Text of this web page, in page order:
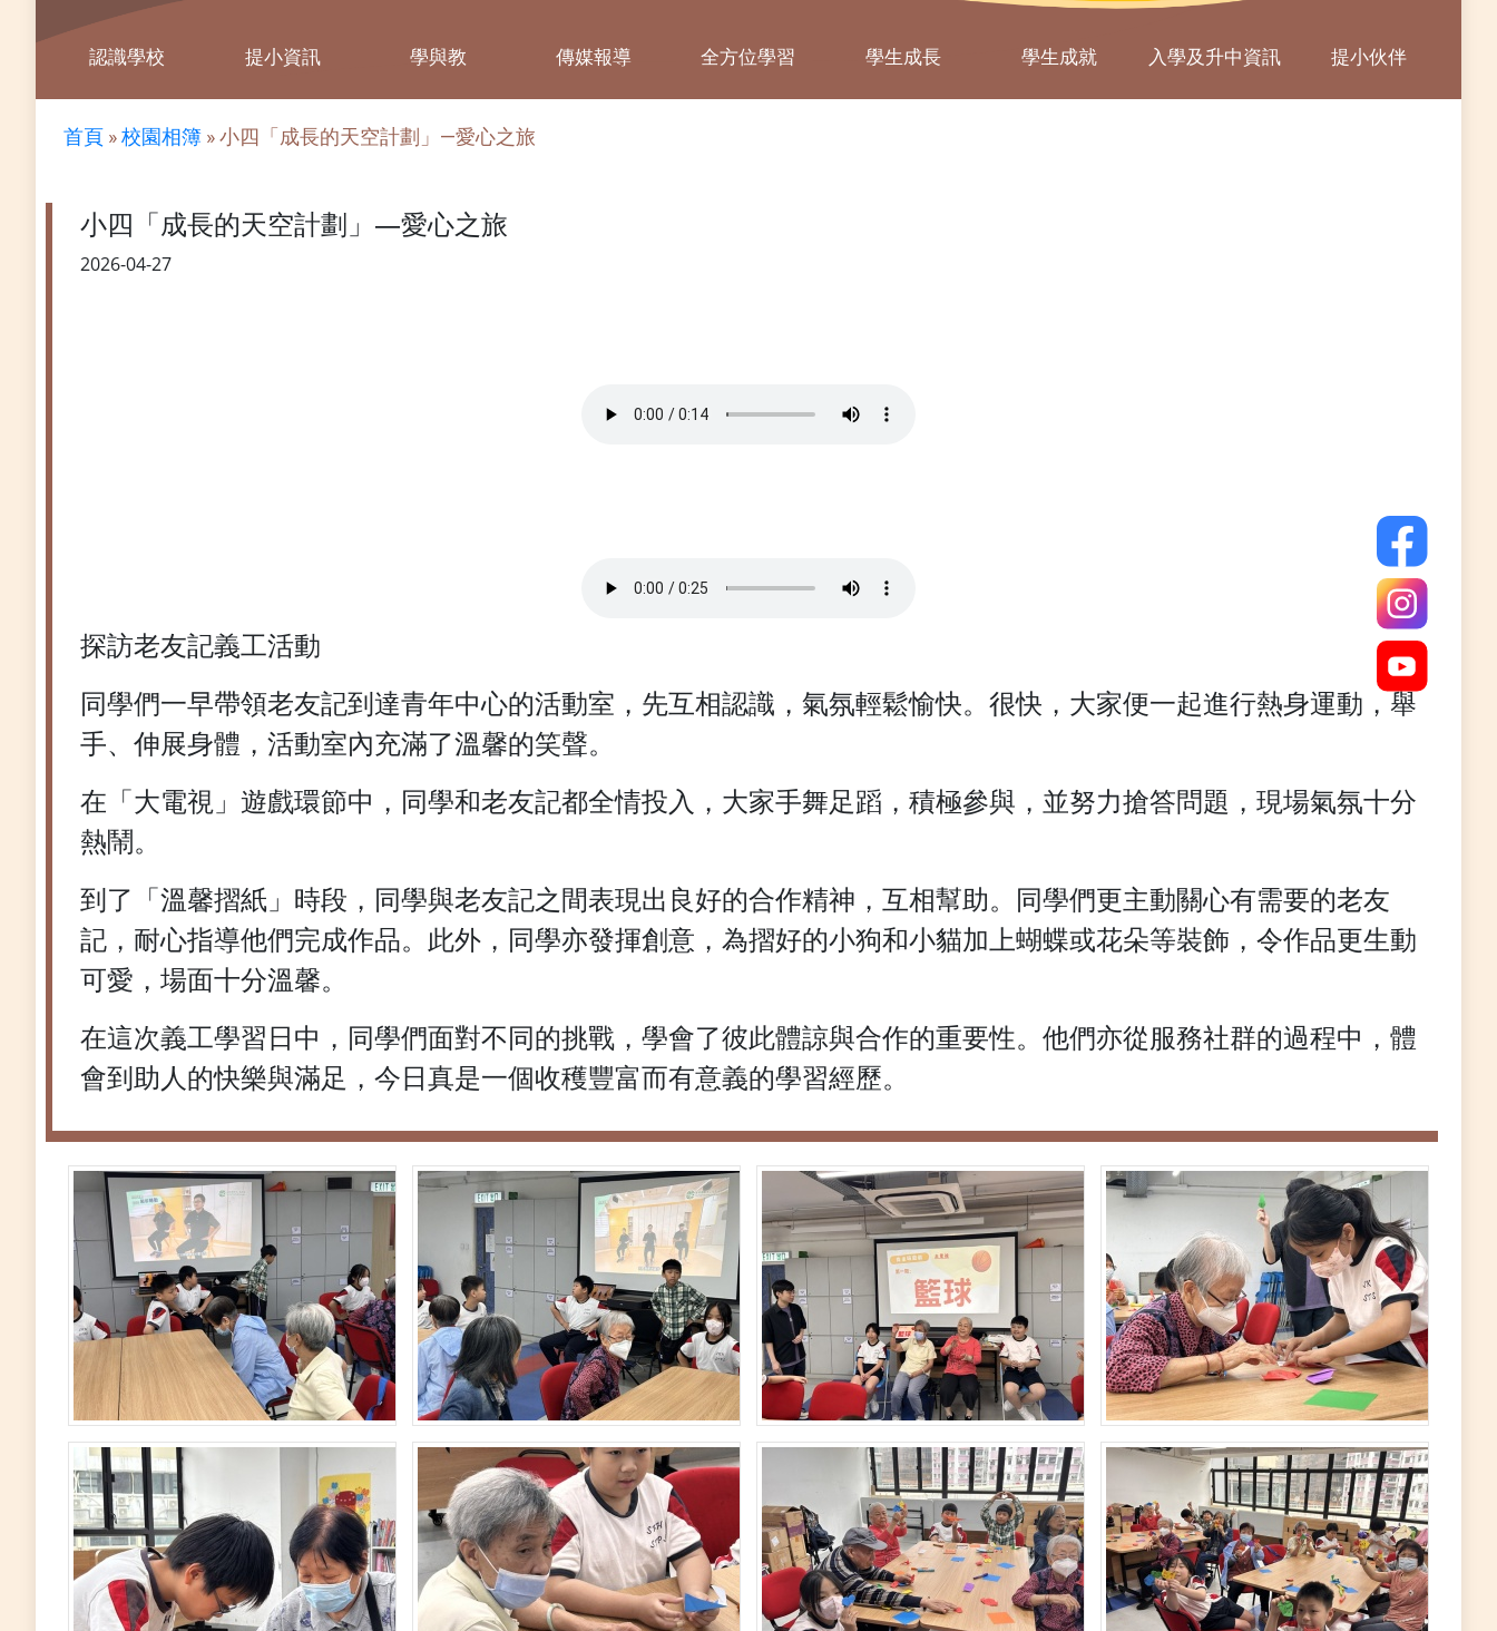
認識學校 提小資訊 學與教 傳媒報導 全方位學習 學生成長 學生成就 入學及升中資訊 提小伙伴
首頁 »校園相簿 »小四「成長的天空計劃」—愛心之旅
小四「成長的天空計劃」—愛心之旅
2026-04-27
探訪老友記義工活動
同學們一早帶領老友記到達青年中心的活動室，先互相認識，氣氛輕鬆愉快。很快，大家便一起進行熱身運動，舉
手、伸展身體，活動室內充滿了溫馨的笑聲。
在「大電視」遊戲環節中，同學和老友記都全情投入，大家手舞足蹈，積極參與，並努力搶答問題，現場氣氛十分
熱鬧。
到了「溫馨摺紙」時段，同學與老友記之間表現出良好的合作精神，互相幫助。同學們更主動關心有需要的老友
記，耐心指導他們完成作品。此外，同學亦發揮創意，為摺好的小狗和小貓加上蝴蝶或花朵等裝飾，令作品更生動
可愛，場面十分溫馨。
在這次義工學習日中，同學們面對不同的挑戰，學會了彼此體諒與合作的重要性。他們亦從服務社群的過程中，體
會到助人的快樂與滿足，今日真是一個收穫豐富而有意義的學習經歷。